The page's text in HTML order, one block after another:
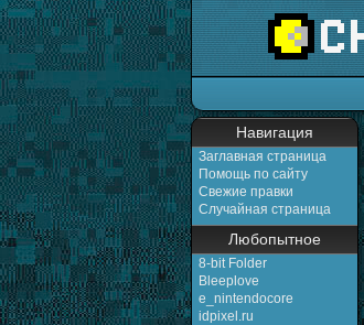
Навигация
Заглавная страница
Помощь по сайту
Свежие правки
Случайная страница
Любопытное
8-bit Folder
Bleeplove
e_nintendocore
idpixel.ru